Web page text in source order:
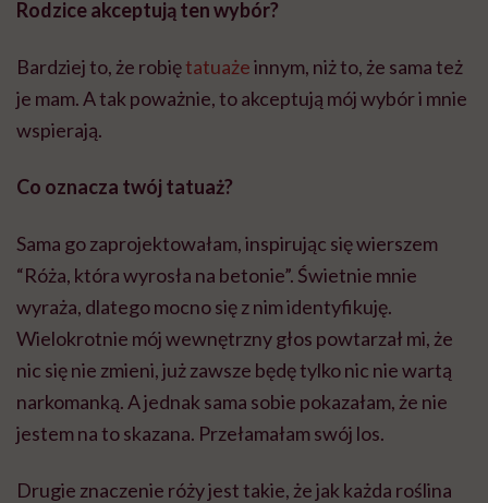
Rodzice akceptują ten wybór?
Bardziej to, że robiętatuażeinnym, niż to, że sama też
je mam. A tak poważnie, to akceptują mój wybór i mnie
wspierają.
Co oznacza twój tatuaż?
Sama go zaprojektowałam, inspirując się wierszem
“Róża, która wyrosła na betonie”. Świetnie mnie
wyraża, dlatego mocno się z nim identyfikuję.
Wielokrotnie mój wewnętrzny głos powtarzał mi, że
nic się nie zmieni, już zawsze będę tylko nic nie wartą
narkomanką. A jednak sama sobie pokazałam, że nie
jestem na to skazana. Przełamałam swój los.
Drugie znaczenie róży jest takie, że jak każda roślina